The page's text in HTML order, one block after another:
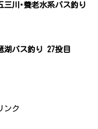
三川･養老水系バス釣り
湖バス釣り 27投目
ンク